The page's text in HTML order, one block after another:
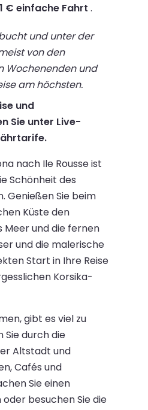
€ einfache Fahrt .
und unter der
von den
Wochenenden und
am höchsten.
und
Sie unter Live-
nach Ile Rousse ist
Schönheit des
Genießen Sie beim
Küste den
Meer und die fernen
und die malerische
Start in Ihre Reise
Korsika-
gibt es viel zu
Sie durch die
Altstadt und
Cafés und
Sie einen
besuchen Sie die